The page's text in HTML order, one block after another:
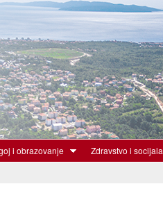
i obrazovanje Zdravstvo i socijala